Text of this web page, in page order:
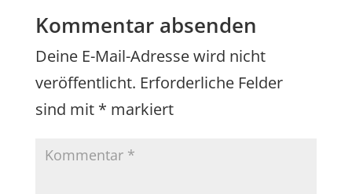
Kommentar absenden
Deine E-Mail-Adresse wird nicht
veröffentlicht. Erforderliche Felder
sind mit * markiert